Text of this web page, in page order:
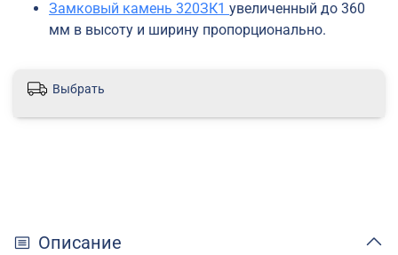
Замковый камень 320ЗК1 увеличенный до 360
мм в высоту и ширину пропорционально.
Выбрать
Описание